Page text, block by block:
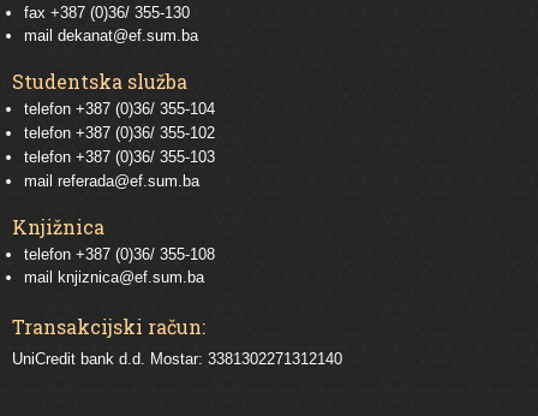
fax +387 (0)36/ 355-130
mail dekanat@ef.sum.ba
Studentska služba
telefon +387 (0)36/ 355-104
telefon +387 (0)36/ 355-102
telefon +387 (0)36/ 355-103
mail referada@ef.sum.ba
Knjižnica
telefon +387 (0)36/ 355-108
mail knjiznica@ef.sum.ba
Transakcijski račun:
UniCredit bank d.d. Mostar: 3381302271312140